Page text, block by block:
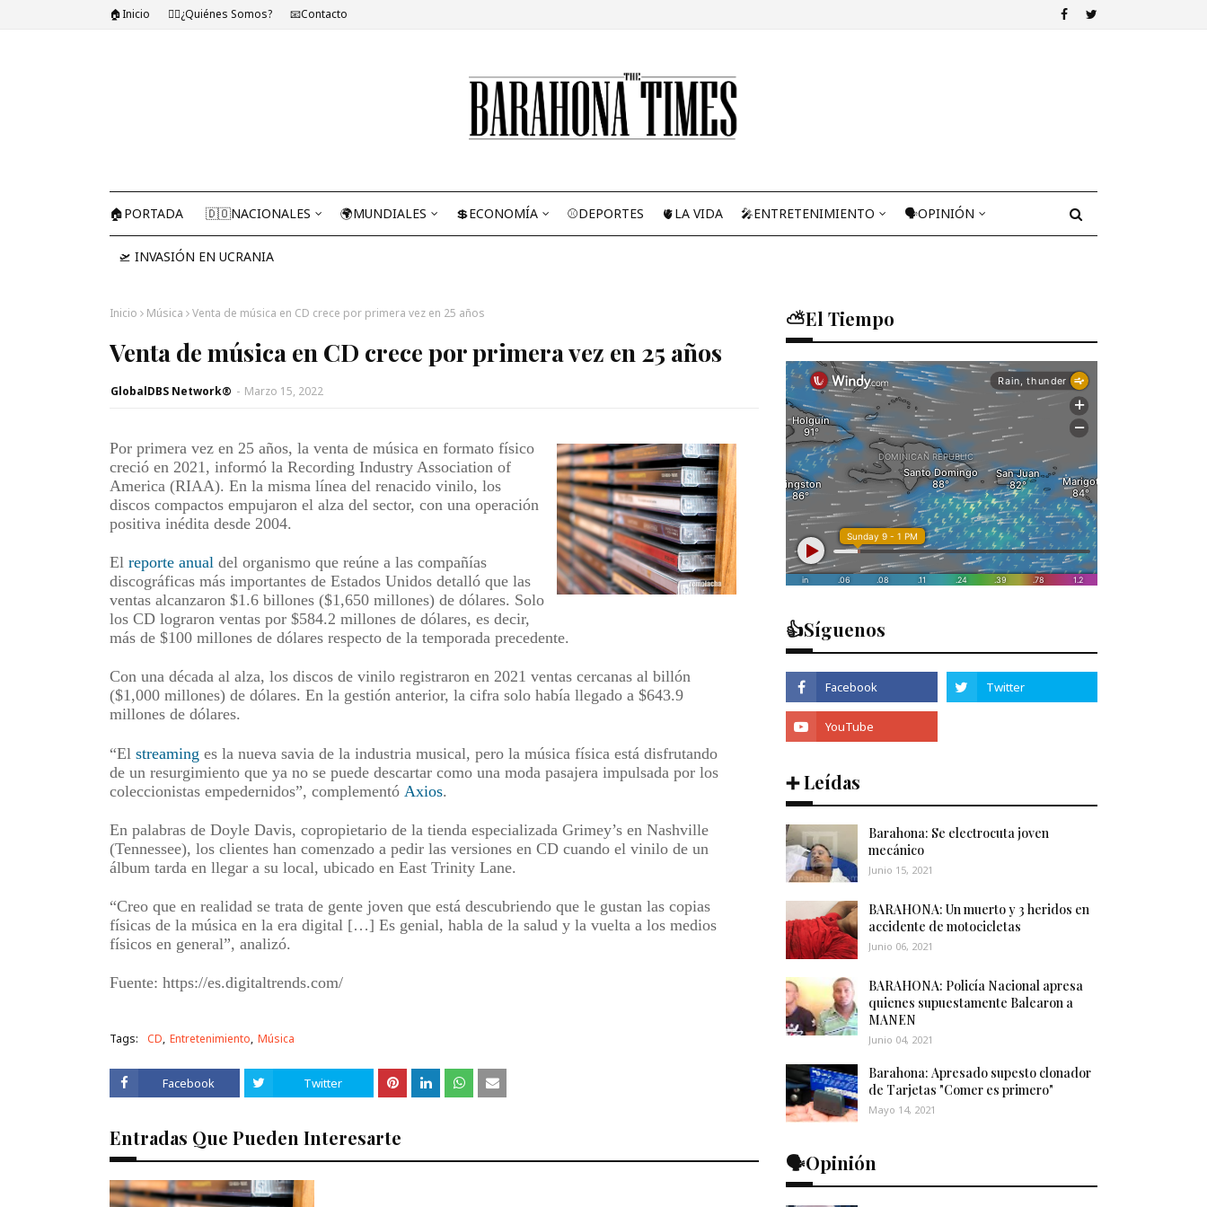
🏠Inicio 🤷‍♂️¿Quiénes Somos? 📧Contacto
🏠PORTADA 🇩🇴NACIONALES 🌍MUNDIALES 💲ECONOMÍA ⚾DEPORTES 🫀LA VIDA 🎤ENTRETENIMIENTO 🗣OPINIÓN
🛫 INVASIÓN EN UCRANIA
Inicio Música Venta de música en CD crece por primera vez en 25 años
Venta de música en CD crece por primera vez en 25 años
GlobalDBS Network® - Marzo 15, 2022
Por primera vez en 25 años, la venta de música en formato físico
creció en 2021, informó la Recording Industry Association of
America (RIAA). En la misma línea del renacido vinilo, los
discos compactos empujaron el alza del sector, con una operación
positiva inédita desde 2004.
El reporte anual del organismo que reúne a las compañías
discográficas más importantes de Estados Unidos detalló que las
ventas alcanzaron $1.6 billones ($1,650 millones) de dólares. Solo
los CD lograron ventas por $584.2 millones de dólares, es decir,
más de $100 millones de dólares respecto de la temporada precedente.
Con una década al alza, los discos de vinilo registraron en 2021 ventas cercanas al billón
($1,000 millones) de dólares. En la gestión anterior, la cifra solo había llegado a $643.9
millones de dólares.
“El streaming es la nueva savia de la industria musical, pero la música física está disfrutando
de un resurgimiento que ya no se puede descartar como una moda pasajera impulsada por los
coleccionistas empedernidos”, complementó Axios.
En palabras de Doyle Davis, copropietario de la tienda especializada Grimey’s en Nashville
(Tennessee), los clientes han comenzado a pedir las versiones en CD cuando el vinilo de un
álbum tarda en llegar a su local, ubicado en East Trinity Lane.
“Creo que en realidad se trata de gente joven que está descubriendo que le gustan las copias
físicas de la música en la era digital […] Es genial, habla de la salud y la vuelta a los medios
físicos en general”, analizó.
Fuente: https://es.digitaltrends.com/
Tags: CD Entretenimiento Música
Facebook Twitter
Entradas Que Pueden Interesarte
⛅El Tiempo
👍Síguenos
➕ Leídas
Barahona: Se electrocuta joven
mecánico
Junio 15, 2021
BARAHONA: Un muerto y 3 heridos en
accidente de motocicletas
Junio 06, 2021
BARAHONA: Policía Nacional apresa
quienes supuestamente Balearon a
MANEN
Junio 04, 2021
Barahona: Apresado supesto clonador
de Tarjetas "Comer es primero"
Mayo 14, 2021
🗣️Opinión